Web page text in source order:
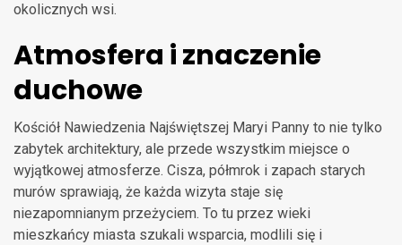
okolicznych wsi.
Atmosfera i znaczenie
duchowe
Kościół Nawiedzenia Najświętszej Maryi Panny to nie tylko
zabytek architektury, ale przede wszystkim miejsce o
wyjątkowej atmosferze. Cisza, półmrok i zapach starych
murów sprawiają, że każda wizyta staje się
niezapomnianym przeżyciem. To tu przez wieki
mieszkańcy miasta szukali wsparcia, modlili się i